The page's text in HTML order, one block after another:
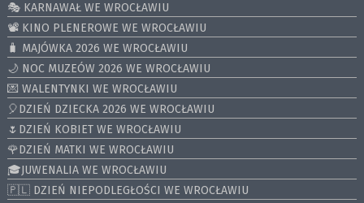
🎭 KARNAWAŁ WE WROCŁAWIU
📽️ KINO PLENEROWE WE WROCŁAWIU
🧳 MAJÓWKA 2026 WE WROCŁAWIU
🌙 NOC MUZEÓW 2026 WE WROCŁAWIU
💌 WALENTYNKI WE WROCŁAWIU
🎈DZIEŃ DZIECKA 2026 WE WROCŁAWIU
🌷DZIEŃ KOBIET WE WROCŁAWIU
🌹DZIEŃ MATKI WE WROCŁAWIU
🎓JUWENALIA WE WROCŁAWIU
🇵🇱 DZIEŃ NIEPODLEGŁOŚCI WE WROCŁAWIU